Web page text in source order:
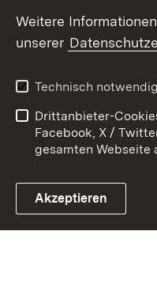
Link zum Landesportal
Kontakt
Impressum
Weitere
unserer
Technisch
Drittanbieter-
Facebook, X /
gesamten Webseite
Akzeptieren